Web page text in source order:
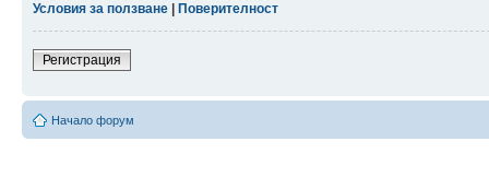
Условия за ползване
Поверителност
Регистрация
Начало форум